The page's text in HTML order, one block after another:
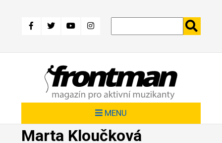
hlavnímu
MENU
Marta Kloučková